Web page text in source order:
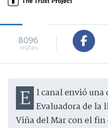
8096
visitas
El canal envió una carta a la Comisión Evaluadora de la
Viña del Mar con el